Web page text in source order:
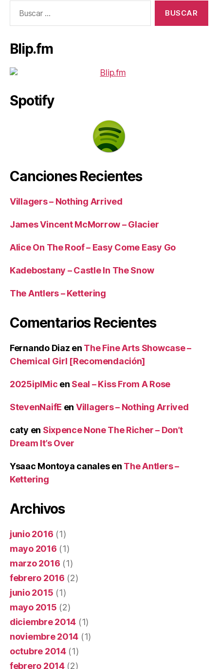
Blip.fm
Spotify
Canciones Recientes
Villagers – Nothing Arrived
James Vincent McMorrow – Glacier
Alice On The Roof – Easy Come Easy Go
Kadebostany – Castle In The Snow
The Antlers – Kettering
Comentarios Recientes
Fernando Diaz en The Fine Arts Showcase –
Chemical Girl [Recomendación]
2025iplMic en Seal – Kiss From A Rose
StevenNaifE en Villagers – Nothing Arrived
caty en Sixpence None The Richer – Don’t
Dream It’s Over
Ysaac Montoya canalesen The Antlers –
Kettering
Archivos
junio 2016 (1)
mayo 2016 (1)
marzo 2016 (1)
febrero 2016 (2)
junio 2015 (1)
mayo 2015 (2)
diciembre 2014 (1)
noviembre 2014 (1)
octubre 2014(1)
febrero 2014(2)